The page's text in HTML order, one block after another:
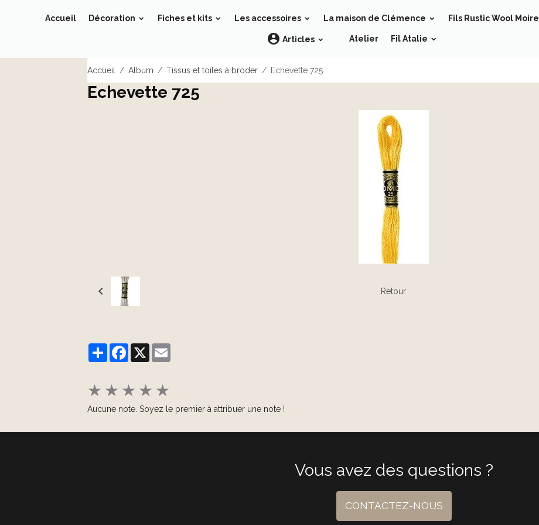
Accueil Décoration Fiches et kits Les accessoires La maison de Clémence Fils Rustic Wool Moire
Articles Atelier Fil Atalie
Accueil Album Tissus et toiles à broder Echevette 725
Echevette 725
Retour
PartagerFacebook
X
★ ★ ★ ★ ★
Aucune note. Soyez le premier à attribuer une note !
Vous avez des questions ?
CONTACTEZ-NOUS